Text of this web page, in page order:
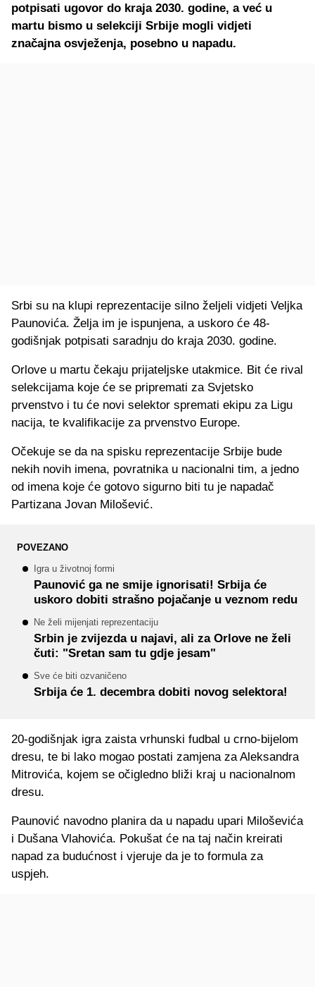
potpisati ugovor do kraja 2030. godine, a već u
martu bismo u selekciji Srbije mogli vidjeti
značajna osvježenja, posebno u napadu.
Srbi su na klupi reprezentacije silno željeli vidjeti Veljka
Paunovića. Želja im je ispunjena, a uskoro će 48-
godišnjak potpisati saradnju do kraja 2030. godine.
Orlove u martu čekaju prijateljske utakmice. Bit će rival
selekcijama koje će se pripremati za Svjetsko
prvenstvo i tu će novi selektor spremati ekipu za Ligu
nacija, te kvalifikacije za prvenstvo Europe.
Očekuje se da na spisku reprezentacije Srbije bude
nekih novih imena, povratnika u nacionalni tim, a jedno
od imena koje će gotovo sigurno biti tu je napadač
Partizana Jovan Milošević.
POVEZANO
Igra u životnoj formi
Paunović ga ne smije ignorisati! Srbija će
uskoro dobiti strašno pojačanje u veznom redu
Ne želi mijenjati reprezentaciju
Srbin je zvijezda u najavi, ali za Orlove ne želi
čuti: "Sretan sam tu gdje jesam"
Sve će biti ozvaničeno
Srbija će 1. decembra dobiti novog selektora!
20-godišnjak igra zaista vrhunski fudbal u crno-bijelom
dresu, te bi lako mogao postati zamjena za Aleksandra
Mitrovića, kojem se očigledno bliži kraj u nacionalnom
dresu.
Paunović navodno planira da u napadu upari Miloševića
i Dušana Vlahovića. Pokušat će na taj način kreirati
napad za budućnost i vjeruje da je to formula za
uspjeh.